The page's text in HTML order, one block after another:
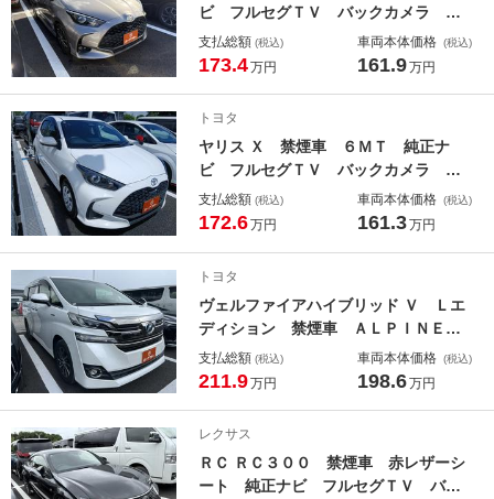
ビ フルセグＴＶ バックカメラ ア
ダプティブクルーズコントロール 衝
突軽減ブレーキ レーンアシスト オ
ナー
支払総額 (税込)
173.4万円
車両本体価格 (税込)
161.9万円
トヨタ
ヤリス Ｘ 禁煙車 ６ＭＴ 純正ナ
ビ フルセグＴＶ バックカメラ ア
ダプティブクルーズコントロール ク
リアランスソナー プッシュスター
装置
支払総額 (税込)
172.6万円
車両本体価格 (税込)
161.3万円
トヨタ
ヴェルファイアハイブリッド Ｖ Ｌエ
ディション 禁煙車 ＡＬＰＩＮＥ後
席フリップダウンモニター ベージュ
レザーシート 両側電動スライドド
付パワーシート シートヒーター Ｅ
ＴＣ
支払総額 (税込)
211.9万円
車両本体価格 (税込)
198.6万円
レクサス
ＲＣ ＲＣ３００ 禁煙車 赤レザーシ
ート 純正ナビ フルセグＴＶ バッ